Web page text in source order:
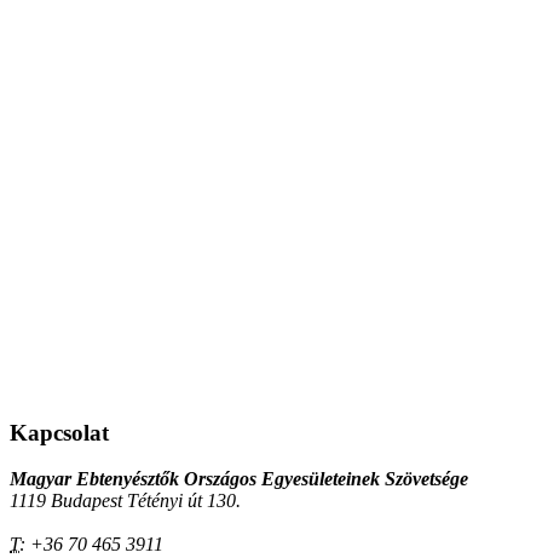
Kapcsolat
Magyar Ebtenyésztők Országos Egyesületeinek Szövetsége
1119 Budapest Tétényi út 130.
T: +36 70 465 3911